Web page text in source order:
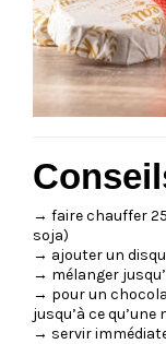
→ faire chauffer
soja)
→ ajouter un
→ mélanger
→ pour un
jusqu’à ce
→ servir